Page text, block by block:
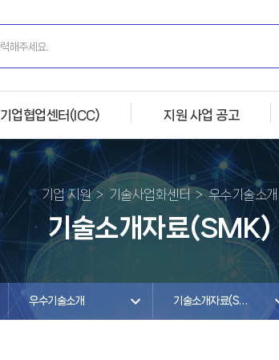
기업협업센터(ICC) 지원 사업 공고
기업 지원 기술사업화센터 우수기술소개
기술소개자료(SMK)
우수기술소개 기술소개자료(SMK)